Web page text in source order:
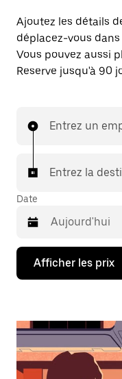
Ajoutez les détails
déplacez-vous
Vous pouvez aussi
Reserve jusqu'à 90
Entrez un
Entrez la
Date
Appuyez
la
bas
interagir
avec
Afficher les prix